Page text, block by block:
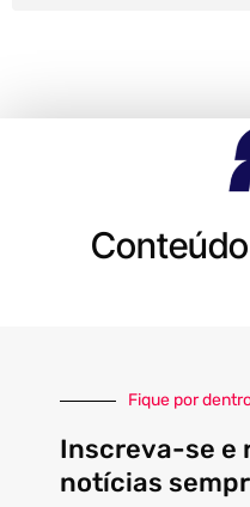
Fique por
Inscreva-se e
notícias